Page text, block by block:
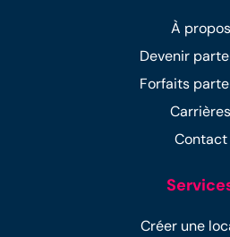
À propos
Devenir
Forfaits
Carrières
Contact
Créer une